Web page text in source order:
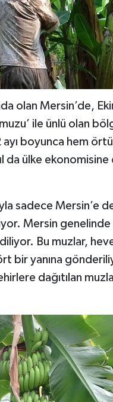
olan Mersin’de,
ile ünlü olan
ayı boyunca hem
da ülke ekonomisine
sadece Mersin’e
Mersin genelinde
Bu muzlar,
bir yanına
dağıtılan